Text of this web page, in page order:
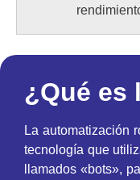
¿Qué es
La automatización
tecnología que
llamados «bots»,